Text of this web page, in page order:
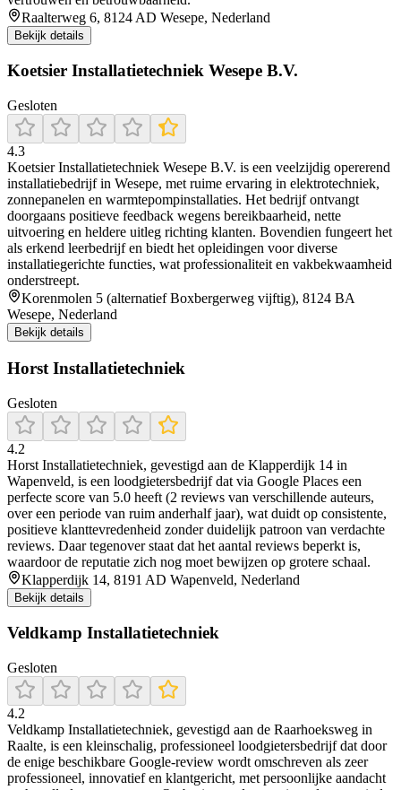
Raalterweg 6, 8124 AD Wesepe, Nederland
Bekijk details
Koetsier Installatietechniek Wesepe B.V.
Gesloten
4.3
Koetsier Installatietechniek Wesepe B.V. is een veelzijdig opererend
installatiebedrijf in Wesepe, met ruime ervaring in elektrotechniek,
zonnepanelen en warmtepompinstallaties. Het bedrijf ontvangt
doorgaans positieve feedback wegens bereikbaarheid, nette
uitvoering en heldere uitleg richting klanten. Bovendien fungeert het
als erkend leerbedrijf en biedt het opleidingen voor diverse
installatiegerichte functies, wat professionaliteit en vakbekwaamheid
onderstreept.
Korenmolen 5 (alternatief Boxbergerweg vijftig), 8124 BA
Wesepe, Nederland
Bekijk details
Horst Installatietechniek
Gesloten
4.2
Horst Installatietechniek, gevestigd aan de Klapperdijk 14 in
Wapenveld, is een loodgietersbedrijf dat via Google Places een
perfecte score van 5.0 heeft (2 reviews van verschillende auteurs,
over een periode van ruim anderhalf jaar), wat duidt op consistente,
positieve klanttevredenheid zonder duidelijk patroon van verdachte
reviews. Daar tegenover staat dat het aantal reviews beperkt is,
waardoor de reputatie zich nog moet bewijzen op grotere schaal.
Klapperdijk 14, 8191 AD Wapenveld, Nederland
Bekijk details
Veldkamp Installatietechniek
Gesloten
4.2
Veldkamp Installatietechniek, gevestigd aan de Raarhoeksweg in
Raalte, is een kleinschalig, professioneel loodgietersbedrijf dat door
de enige beschikbare Google-review wordt omschreven als zeer
professioneel, innovatief en klantgericht, met persoonlijke aandacht